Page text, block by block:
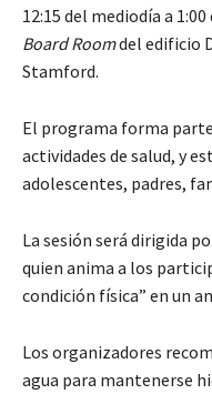
12:15 del mediodía a
Board Roomdel edificio
Stamford.
El programa forma
actividades de salud, y
adolescentes, padres,
La sesión será dirigida
quien anima a los
condición física” en un
Los organizadores
agua para mantenerse